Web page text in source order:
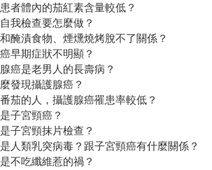
者體內的茄紅素含量較低？
我檢查要怎麼做？
醃漬食物、煙燻燒烤脫不了關係？
早期症狀不明顯？
癌是老男人的長壽病？
發現攝護腺癌？
茄的人，攝護腺癌罹患率較低？
子宮頸癌？
子宮頸抹片檢查？
人類乳突病毒？跟子宮頸癌有什麼關係？
不吃纖維惹的禍？